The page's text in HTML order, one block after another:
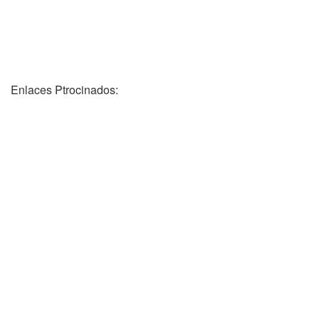
Enlaces Ptrocinados: